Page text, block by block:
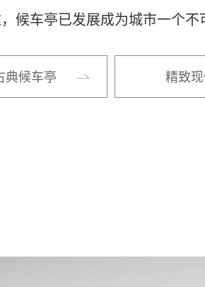
候车亭已发展成为城市一个
典候车亭 精致